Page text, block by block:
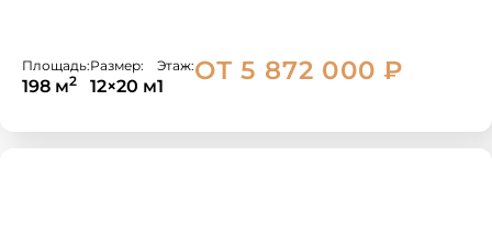
Площадь:
198 м2
Размер:
12×20 м
Этаж:
1
ОТ 5 872 000 ₽